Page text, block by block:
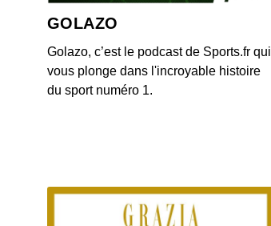
GOLAZO
Golazo, c’est le podcast de Sports.fr qui
vous plonge dans l'incroyable histoire
du sport numéro 1.